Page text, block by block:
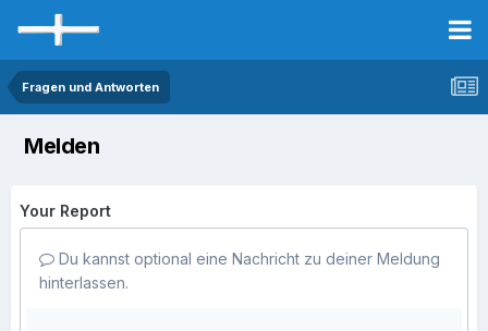
Fragen und Antworten
Melden
Your Report
Du kannst optional eine Nachricht zu deiner Meldung
hinterlassen.